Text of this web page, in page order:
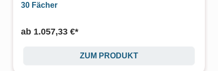
30 Fächer
ab 1.057,33 €*
ZUM PRODUKT